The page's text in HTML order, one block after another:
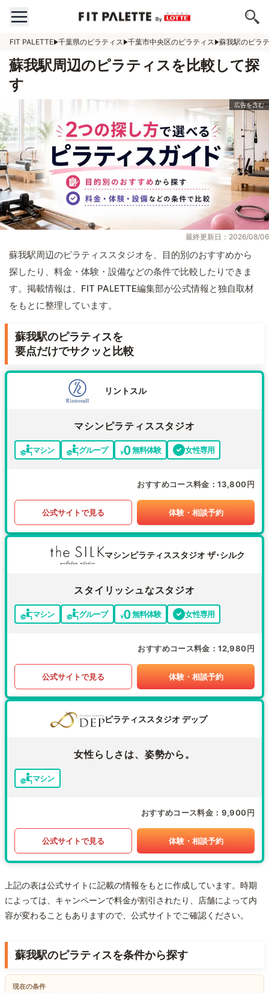
FIT PALETTE 千葉県のピラティス 千葉市中央区のピラティス 蘇我駅のピラ
蘇我駅周辺のピラティスを比較して探
す
最終更新日：2026/08/06
蘇我駅周辺のピラティススタジオを、目的別のおすすめから
探したり、料金・体験・設備などの条件で比較したりできま
す。掲載情報は、FIT PALETTE編集部が公式情報と独自取材
をもとに整理しています。
蘇我駅のピラティスを
要点だけでサクッと比較
リントスル
マシンピラティススタジオ
マシン グループ 無料体験 女性専用
おすすめコース料金 13,800円
公式サイトで見る 体験・相談予約
マシンピラティススタジオ ザ･シルク
スタイリッシュなスタジオ
マシン グループ 無料体験 女性専用
おすすめコース料金 12,980円
公式サイトで見る 体験・相談予約
ピラティススタジオ デップ
女性らしさは、姿勢から。
マシン
おすすめコース料金 9,900円
公式サイトで見る 体験・相談予約
上記の表は公式サイトに記載の情報をもとに作成しています。時期
によっては、キャンペーンで料金が割引されたり、店舗によって内
容が変わることもありますので、公式サイトでご確認ください。
蘇我駅のピラティスを条件から探す
現在の条件